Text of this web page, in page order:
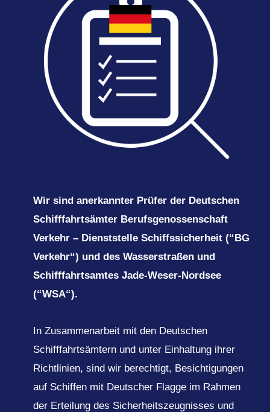
Wir sind anerkannter Prüfer der Deutschen
Schifffahrtsämter Berufsgenossenschaft
Verkehr – Dienststelle Schiffssicherheit (“BG
Verkehr“) und des Wasserstraßen und
Schifffahrtsamtes Jade-Weser-Nordsee
(“WSA“).
In Zusammenarbeit mit den Deutschen
Schifffahrtsämtern und unter Einhaltung ihrer
Richtlinien, sind wir berechtigt, Besichtigungen
auf Schiffen mit Deutscher Flagge im Rahmen
der Erteilung des Sicherheitszeugnisses und